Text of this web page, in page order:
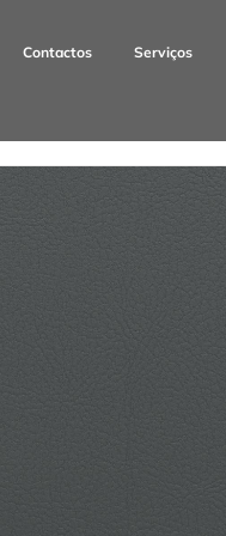
Contactos Serviços